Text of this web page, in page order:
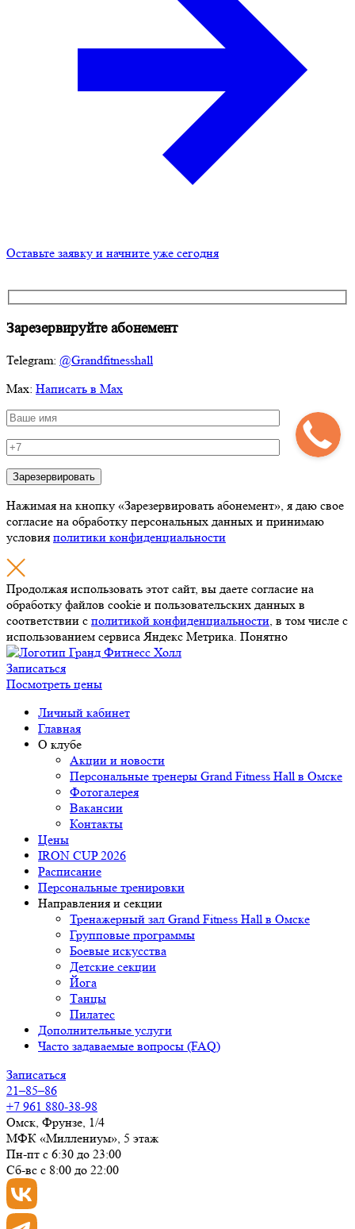
Оставьте заявку и начните уже сегодня
Зарезервируйтеабонемент
Telegram: @Grandfitnesshall
Мах: Написать в Max
Нажимая на кнопку «Зарезервировать абонемент», я даю свое
согласие на обработку персональных данных и принимаю
условия политики конфиденциальности
Продолжая использовать этот сайт, вы даете согласие на
обработку файлов cookie и пользовательских данных в
соответствии с политикой конфиденциальности, в том числе с
использованием сервиса Яндекс Метрика. Понятно
Записаться
Посмотреть цены
Личный кабинет
Главная
О клубе
Акции и новости
Персональные тренеры Grand Fitness Hallв Омске
Фотогалерея
Вакансии
Контакты
Цены
IRON CUP 2026
Расписание
Персональные тренировки
Направления и секции
Тренажерный зал Grand Fitness Hall в Омске
Групповые программы
Боевые искусства
Детские секции
Йога
Танцы
Пилатес
Дополнительные услуги
Часто задаваемые вопросы (FAQ)
Записаться
21–85–86
+7 961 880-38-98
Омск, Фрунзе, 1/4
МФК «Миллениум», 5 этаж
Пн-пт с 6:30 до 23:00
Сб-вс с 8:00 до 22:00